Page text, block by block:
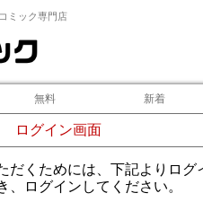
ミック専門店
無料 新着
ログイン画面
だくためには、下記よりログ
ログインしてください。